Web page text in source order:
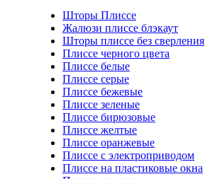
Шторы Плиссе
Жалюзи плиссе блэкаут
Шторы плиссе без сверления
Плиссе черного цвета
Плиссе белые
Плиссе серые
Плиссе бежевые
Плиссе зеленые
Плиссе бирюзовые
Плиссе желтые
Плиссе оранжевые
Плиссе с электроприводом
Плиссе на пластиковые окна